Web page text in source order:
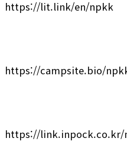
https://lit.link/en/npkk
https://campsite.bio/
https://